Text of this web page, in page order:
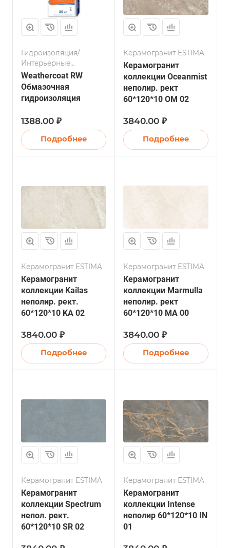
Гидроизоляция/
Интерьерные
материалы
Weathercoat RW
Обмазочная
гидроизоляция
1388.00 ₽
Подробнее
Керамогранит ESTIMA
Керамогранит
коллекции Oceanmist
неполир. рект
60*120*10 OM 02
3840.00 ₽
Подробнее
Керамогранит ESTIMA
Керамогранит
коллекции Kailas
неполир. рект.
60*120*10 KA 02
3840.00 ₽
Подробнее
Керамогранит ESTIMA
Керамогранит
коллекции Marmulla
неполир. рект
60*120*10 MA 00
3840.00 ₽
Подробнее
Керамогранит ESTIMA
Керамогранит
коллекции Spectrum
непол. рект.
60*120*10 SR 02
Керамогранит ESTIMA
Керамогранит
коллекции Intense
неполир 60*120*10 IN
01